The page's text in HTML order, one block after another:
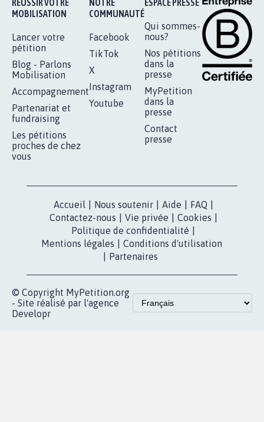
RÉUSSIR VOTRE
MOBILISATION
Lancer votre
pétition
Blog - Parlons
Mobilisation
Accompagnement
Partenariat et
fundraising
Les pétitions
proches de chez
vous
NOTRE
COMMUNAUTÉ
Facebook
TikTok
X
Instagram
Youtube
ESPACE PRESSE
Qui sommes-
nous?
Nos pétitions
dans la
presse
MyPetition
dans la
presse
Contact
presse
Accueil Nous soutenir Aide FAQ
Contactez-nous
Vie privée Cookies
Politique de confidentialité
Mentions légales
Conditions d'utilisation
Partenaires
© Copyright MyPetition.org
- Site réalisé par l'agence
Developr